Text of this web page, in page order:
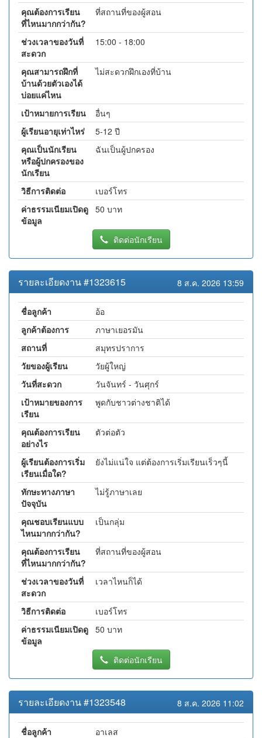
คุณต้องการเรียน
ที่ไหนมากกว่ากัน?
ที่สถานที่ของผู้สอน
ช่วงเวลาของวันที่
สะดวก
15:00 - 18:00
คุณสามารถฝึกที่
บ้านด้วยตัวเองได้
บ่อยแค่ไหน
ไม่สะดวกฝึกเองที่บ้าน
เป้าหมายการเรียน
อื่นๆ
ผู้เรียนอายุเท่าไหร่
5-12 ปี
คุณเป็นนักเรียน
หรือผู้ปกครองของ
นักเรียน
ฉันเป็นผู้ปกครอง
วิธีการติดต่อ
เบอร์โทร
ค่าธรรมเนียมเปิดดู
ข้อมูล
50 บาท
ติดต่อนักเรียน
8 ส.ค. 2026 13:59
รายละเอียดงาน #1323615
ชื่อลูกค้า
อ้อ
ลูกค้าต้องการ
ภาษาเยอรมัน
สถานที่
สมุทรปราการ
วัยของผู้เรียน
วัยผู้ใหญ่
วันที่สะดวก
วันจันทร์ - วันศุกร์
เป้าหมายของการ
เรียน
พูดกับชาวต่างชาติได้
คุณต้องการเรียน
อย่างไร
ตัวต่อตัว
ผู้เรียนต้องการเริ่ม
เรียนเมื่อใด?
ยังไม่แน่ใจ แต่ต้องการเริ่มเรียนเร็วๆนี้
ทักษะทางภาษา
ปัจจุบัน
ไม่รู้ภาษาเลย
คุณชอบเรียนแบบ
ไหนมากกว่ากัน?
เป็นกลุ่ม
คุณต้องการเรียน
ที่ไหนมากกว่ากัน?
ที่สถานที่ของผู้สอน
ช่วงเวลาของวันที่
สะดวก
เวลาไหนก็ได้
วิธีการติดต่อ
เบอร์โทร
ค่าธรรมเนียมเปิดดู
ข้อมูล
50 บาท
ติดต่อนักเรียน
8 ส.ค. 2026 11:02
รายละเอียดงาน #1323548
ชื่อลูกค้า
อาเลส